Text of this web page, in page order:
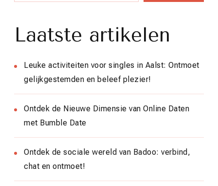
Laatste artikelen
Leuke activiteiten voor singles in Aalst: Ontmoet
gelijkgestemden en beleef plezier!
Ontdek de Nieuwe Dimensie van Online Daten
met Bumble Date
Ontdek de sociale wereld van Badoo: verbind,
chat en ontmoet!